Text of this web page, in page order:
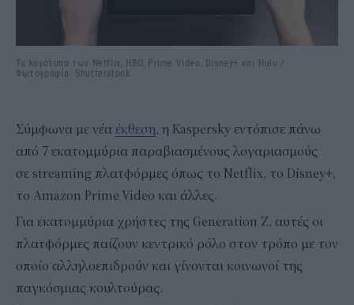
Τα λογότυπα των Netflix, HBO, Prime Video, Disney+ και Hulu /
Φωτογραφία: Shutterstock
Σύμφωνα με νέα έκθεση, η Kaspersky εντόπισε πάνω
από 7 εκατομμύρια παραβιασμένους λογαριασμούς
σε streaming πλατφόρμες όπως το Netflix, το Disney+,
το Amazon Prime Video και άλλες.
Για εκατομμύρια χρήστες της Generation Z, αυτές οι
πλατφόρμες παίζουν κεντρικό ρόλο στον τρόπο με τον
οποίο αλληλοεπιδρούν και γίνονται κοινωνοί της
παγκόσμιας κουλτούρας.